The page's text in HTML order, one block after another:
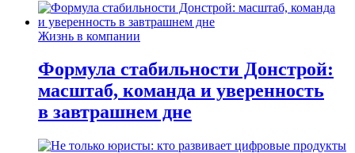
Жизнь в компании
Формула стабильности Донстрой:
масштаб, команда и уверенность
в завтрашнем дне